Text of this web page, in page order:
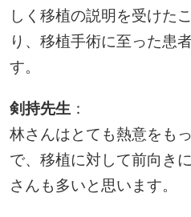
しく移植の説明を受けた
り、移植手術に至った患
す。
剣持先生 ：
林さんはとても熱意をも
で、移植に対して前向き
さんも多いと思います。